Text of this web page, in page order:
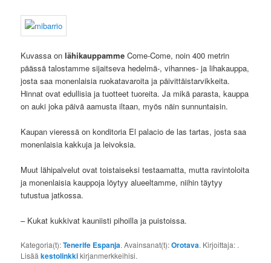
Kuvassa onlähikauppamme Come-Come, noin 400 metrin
päässä talostamme sijaitseva hedelmä-, vihannes- ja lihakauppa,
josta saa monenlaisia ruokatavaroita ja päivittäistarvikkeita.
Hinnat ovat edullisia ja tuotteet tuoreita. Ja mikä parasta, kauppa
on auki joka päivä aamusta iltaan, myös näin sunnuntaisin.
Kaupan vieressä on konditoria El palacio de las tartas, josta saa
monenlaisia kakkuja ja leivoksia.
Muut lähipalvelut ovat toistaiseksi testaamatta, mutta ravintoloita
ja monenlaisia kauppoja löytyy alueeltamme, niihin täytyy
tutustua jatkossa.
– Kukat kukkivat kauniisti pihoilla ja puistoissa.
Kategoria(t):Tenerife Espanja. Avainsanat(t):Orotava. Kirjoittaja: .
Lisääkestolinkkikirjanmerkkeihisi.